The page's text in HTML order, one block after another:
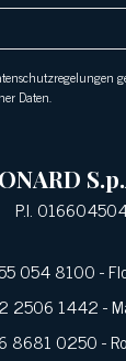
Daten.
P.I.
054 8100-
2506 1442-
8681 0250-